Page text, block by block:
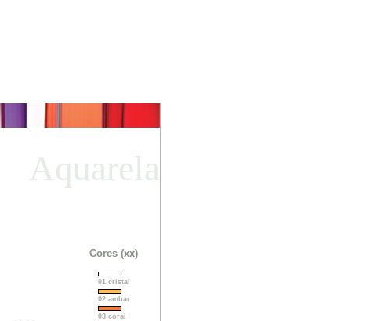
Aquarela
Cores (xx)
01 cristal
02 ambar
03 coral